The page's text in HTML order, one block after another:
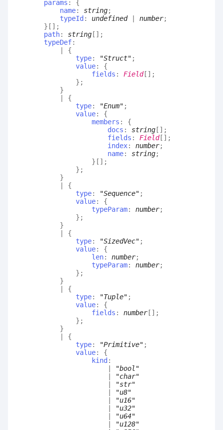
params : {
name: string;
typeId : undefined| number;
} [] ;
path: string [] ;
typeDef:
{
type: "Struct" ;
value: {
fields : Field[] ;
} ;
}
{
type: "Enum" ;
value: {
members : {
docs : string [] ;
fields : Field[] ;
index: number;
name: string;
} [] ;
} ;
}
{
type: "Sequence" ;
value: {
typeParam: number;
} ;
}
{
type: "SizedVec" ;
value: {
len: number;
typeParam: number;
} ;
}
{
type: "Tuple" ;
value: {
fields : number[] ;
} ;
}
{
type: "Primitive" ;
value: {
kind :
"bool"
"char"
"str"
"u8"
"u16"
"u32"
"u64"
"u128"